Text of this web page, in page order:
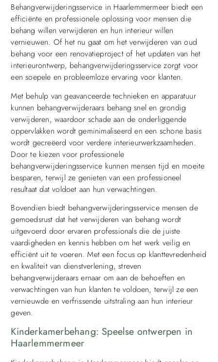
Behangverwijderingsservice in Haarlemmermeer biedt een
efficiënte en professionele oplossing voor mensen die
behang willen verwijderen en hun interieur willen
vernieuwen. Of het nu gaat om het verwijderen van oud
behang voor een renovatieproject of het updaten van het
interieurontwerp, behangverwijderingsservice zorgt voor
een soepele en probleemloze ervaring voor klanten.
Met behulp van geavanceerde technieken en apparatuur
kunnen behangverwijderaars behang snel en grondig
verwijderen, waardoor schade aan de onderliggende
oppervlakken wordt geminimaliseerd en een schone basis
wordt gecreëerd voor verdere interieurwerkzaamheden.
Door te kiezen voor professionele
behangverwijderingsservice kunnen mensen tijd en moeite
besparen, terwijl ze genieten van een professioneel
resultaat dat voldoet aan hun verwachtingen.
Bovendien biedt behangverwijderingsservice mensen de
gemoedsrust dat het verwijderen van behang wordt
uitgevoerd door ervaren professionals die de juiste
vaardigheden en kennis hebben om het werk veilig en
efficiënt uit te voeren. Met een focus op klanttevredenheid
en kwaliteit van dienstverlening, streven
behangverwijderaars ernaar om aan de behoeften en
verwachtingen van hun klanten te voldoen, terwijl ze een
vernieuwde en verfrissende uitstraling aan hun interieur
geven.
Kinderkamerbehang: Speelse ontwerpen in
Haarlemmermeer